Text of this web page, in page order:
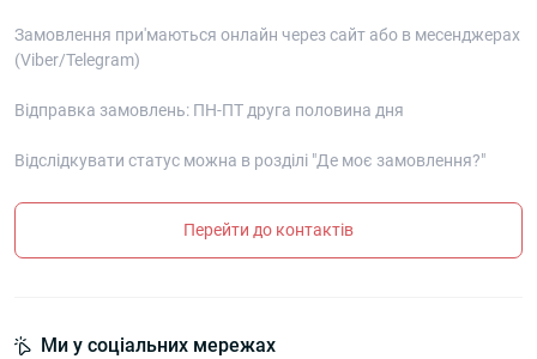
Замовлення при'маються онлайн через сайт або в месенджерах
(Viber/Telegram)
Відправка замовлень: ПН-ПТ друга половина дня
Відслідкувати статус можна в розділі "Де моє замовлення?"
Перейти до контактів
Ми у соціальних мережах